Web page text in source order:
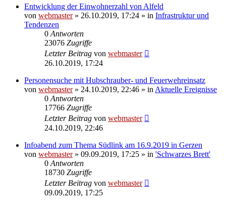
Entwicklung der Einwohnerzahl von Alfeld
von webmaster» 26.10.2019, 17:24 » in Infrastruktur und
Tendenzen
0 Antworten
23076 Zugriffe
Letzter Beitrag von webmaster
26.10.2019, 17:24
Personensuche mit Hubschrauber- und Feuerwehreinsatz
von webmaster» 24.10.2019, 22:46 » in Aktuelle Ereignisse
0 Antworten
17766 Zugriffe
Letzter Beitrag von webmaster
24.10.2019, 22:46
Infoabend zum Thema Südlink am 16.9.2019 in Gerzen
von webmaster» 09.09.2019, 17:25 » in 'Schwarzes Brett'
0 Antworten
18730 Zugriffe
Letzter Beitrag von webmaster
09.09.2019, 17:25